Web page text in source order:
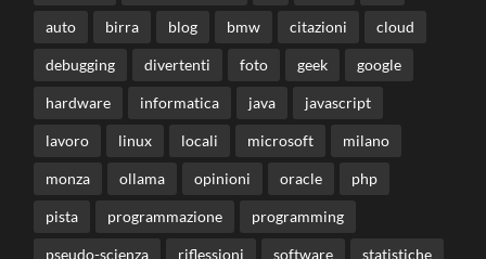
auto birra blog bmw citazioni cloud
debugging divertenti foto geek google
hardware informatica java javascript
lavoro linux locali microsoft milano
monza ollama opinioni oracle php
pista programmazione programming
pseudo-scienza riflessioni software statistiche